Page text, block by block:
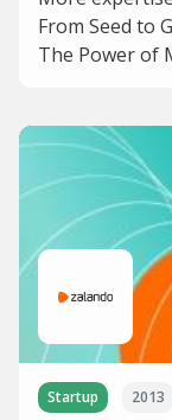
From Seed to
The Power of
Startup 2013